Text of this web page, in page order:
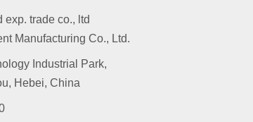
trade co., ltd
Manufacturing Co., Ltd.
Industrial Park,
Hebei, China